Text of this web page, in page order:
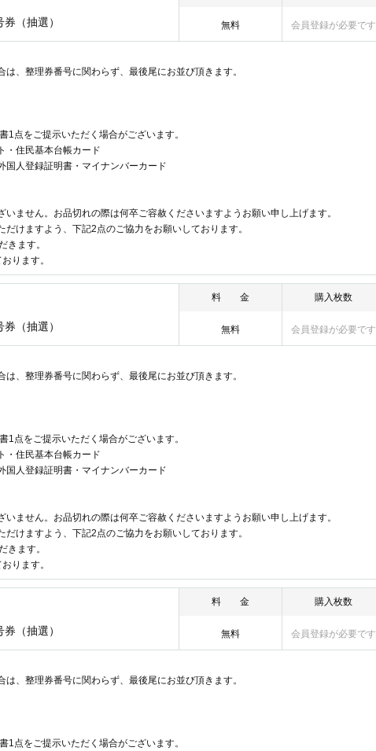
（抽選） 無料 会員登録が必要です
、整理券番号に関わらず、最後尾にお並び頂きます。
をご提示いただく場合がございます。
・住民基本台帳カード
国人登録証明書・マイナンバーカード
いません。お品切れの際は何卒ご容赦くださいますようお願い申し上げます。
けますよう、下記2点のご協力をお願いしております。
きます。
ります。
（抽選）
料 金
無料
購入枚数
会員登録が必要です
、整理券番号に関わらず、最後尾にお並び頂きます。
をご提示いただく場合がございます。
・住民基本台帳カード
国人登録証明書・マイナンバーカード
いません。お品切れの際は何卒ご容赦くださいますようお願い申し上げます。
けますよう、下記2点のご協力をお願いしております。
きます。
ります。
（抽選）
料 金
無料
購入枚数
会員登録が必要です
、整理券番号に関わらず、最後尾にお並び頂きます。
をご提示いただく場合がございます。